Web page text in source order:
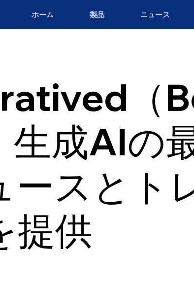
ホーム 製品 ニュース
（
生成AIの
ースとト
提供